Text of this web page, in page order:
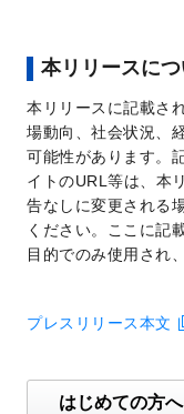
本リリースに
本リリースに記載さ
場動向、社会状況、
可能性があります。
イトのURL等は、本
告なしに変更される
ください。ここに記
目的でのみ使用され
プレスリリース本文
はじめての方へ